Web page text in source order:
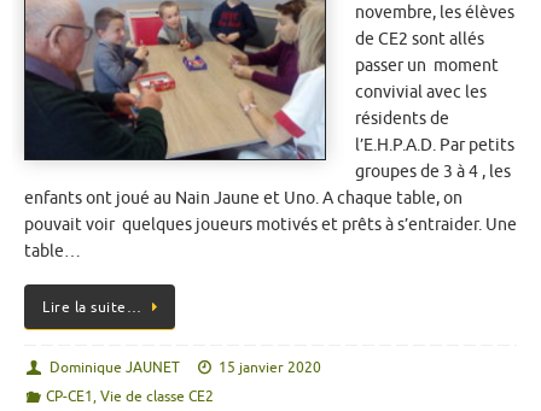
novembre, les élèves
de CE2 sont allés
passer un moment
convivial avec les
résidents de
l’E.H.P.A.D. Par petits
groupes de 3 à 4 , les
enfants ont joué au Nain Jaune et Uno. A chaque table, on
pouvait voir quelques joueurs motivés et prêts à s’entraider. Une
table…
Lire la suite…
Dominique JAUNET
15 janvier 2020
CP-CE1,Vie de classe CE2